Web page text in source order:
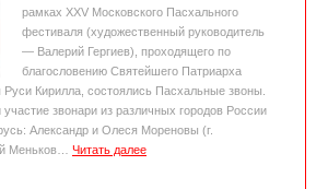
рамках XXV Московского Пасхального
фестиваля (художественный руководитель
— Валерий Гергиев), проходящего по
благословению Святейшего Патриарха
Руси Кирилла, состоялись Пасхальные звоны.
участие звонари из различных городов России
Александр и Олеся Мореновы (г.
Меньков… Читать далее